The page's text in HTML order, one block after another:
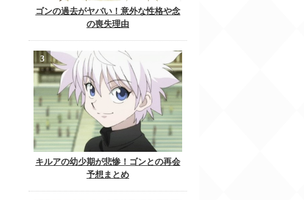
ゴンの過去がヤバい！意外な性格や念
の喪失理由
キルアの幼少期が悲惨！ゴンとの再会
予想まとめ